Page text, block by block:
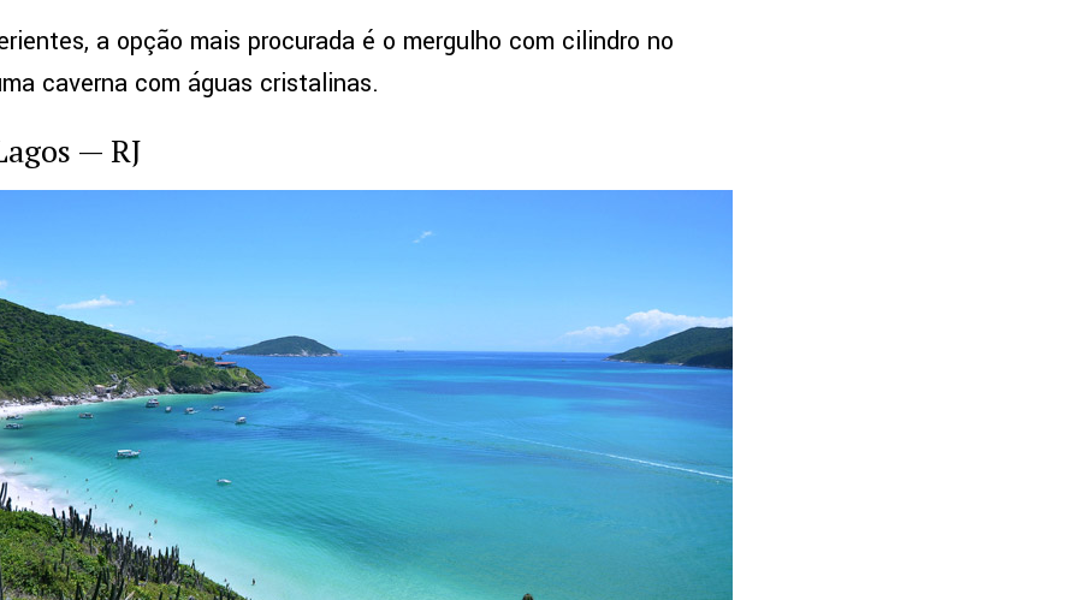
a opção mais procurada é o mergulho com cilindro no
caverna com águas cristalinas.
— RJ